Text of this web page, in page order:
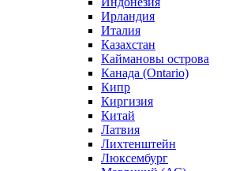
Ирландия
Италия
Казахстан
Каймановы острова
Канада (Ontario)
Кипр
Киргизия
Китай
Латвия
Лихтенштейн
Люксембург